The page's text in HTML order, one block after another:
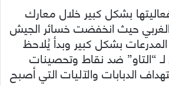
بشكل كبير خلال معارك
حيث انخفضت خسائر الجيش
بشكل كبير وبدأ يُلاحظ
لـ “التاو” ضد نقاط وتحصينات
الدبابات والآليات التي أصبح